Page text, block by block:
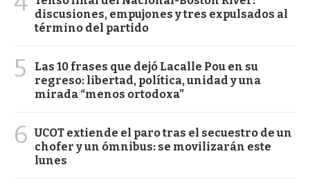
discusiones, empujones y tres expulsados al
término del partido
5
Las 10 frases que dejó Lacalle Pou en su
regreso: libertad, política, unidad y una
mirada “menos ortodoxa”
6 UCOT extiende el paro tras el secuestro de un
chofer y un ómnibus: se movilizarán este
lunes